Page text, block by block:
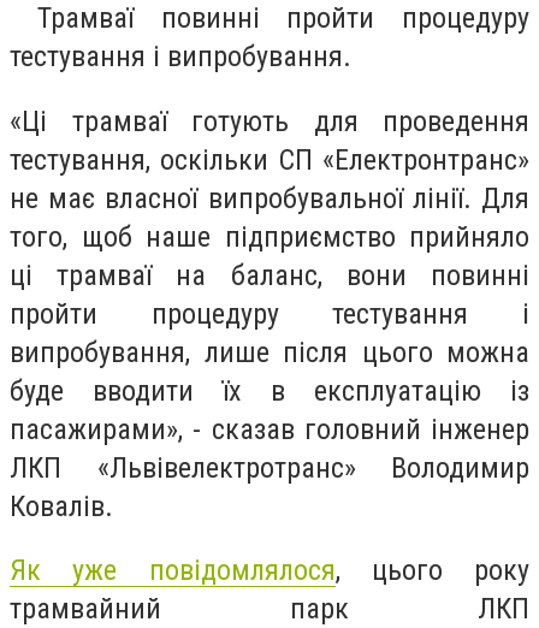
Трамваї повинні пройти процедуру
тестування і випробування.
«Ці трамваї готують для проведення
тестування, оскільки СП «Електронтранс»
не має власної випробувальної лінії. Для
того, щоб наше підприємство прийняло
ці трамваї на баланс, вони повинні
пройти процедуру тестування і
випробування, лише після цього можна
буде вводити їх в експлуатацію із
пасажирами», - сказав головний інженер
ЛКП «Львівелектротранс» Володимир
Ковалів.
Як уже повідомлялося, цього року
трамвайний парк ЛКП